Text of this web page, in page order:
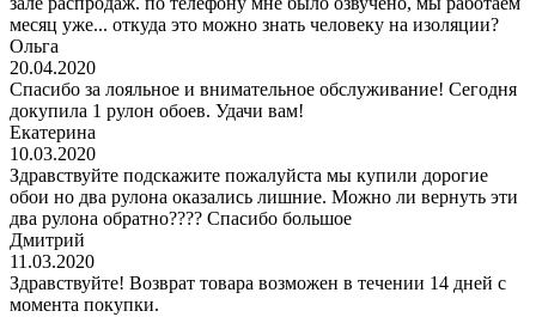
месяц уже... откуда это можно знать человеку на изоляции?
Ольга
20.04.2020
Спасибо за лояльное и внимательное обслуживание! Сегодня
докупила 1 рулон обоев. Удачи вам!
Екатерина
10.03.2020
Здравствуйте подскажите пожалуйста мы купили дорогие
обои но два рулона оказались лишние. Можно ли вернуть эти
два рулона обратно???? Спасибо большое
Дмитрий
11.03.2020
Здравствуйте! Возврат товара возможен в течении 14 дней с
момента покупки.